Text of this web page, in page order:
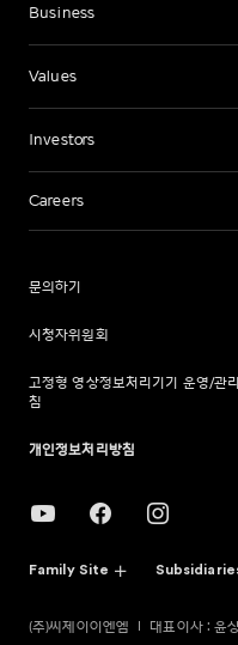
Business
Values
Investors
Careers
문의하기
시청자위원회
고정형 영상정보처리기기 운영/관
침
개인정보처리방침
Family Site
(주)씨제이이엔엠
대표이사 : 윤